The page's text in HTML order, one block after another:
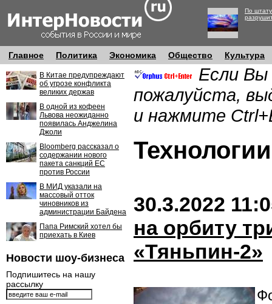
По
Главное Политика Экономика Общество Культура
В Китае предупреждают
об угрозе конфликта
великих держав
В одной из кофеен
Львова неожиданно
появилась Анджелина
Джоли
Bloomberg рассказал о
содержании нового
пакета санкций ЕС
против России
В МИД указали на
массовый отток
чиновников из
администрации Байдена
Папа Римский хотел бы
приехать в Киев
Новости шоу-бизнеса
Подпишитесь на нашу
рассылку
Если Вы
пожалуйста,
и нажмите
30.3.2022
на орбиту
«Тяньпин-2»